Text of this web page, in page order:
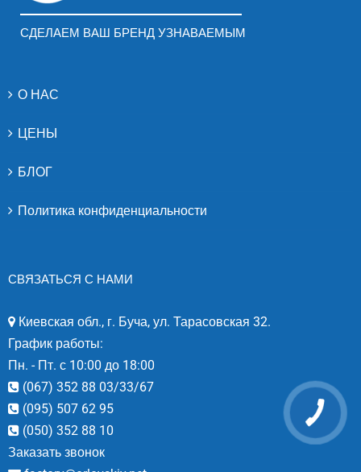
СДЕЛАЕМ ВАШ БРЕНД УЗНАВАЕМЫМ
О НАС
ЦЕНЫ
БЛОГ
Политика конфиденциальности
СВЯЗАТЬСЯ С НАМИ
Киевская обл., г. Буча, ул. Тарасовская 32.
График работы:
Пн. - Пт. с 10:00 до 18:00
(067) 352 88 03/33/67
(095) 507 62 95
(050) 352 88 10
Заказать звонок